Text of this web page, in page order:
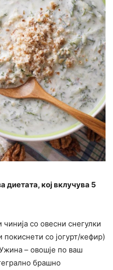
диeтата, кој вклучува 5
чинија со овесни снегулки
со јогурт/кефир)
– овошје по ваш
брашно